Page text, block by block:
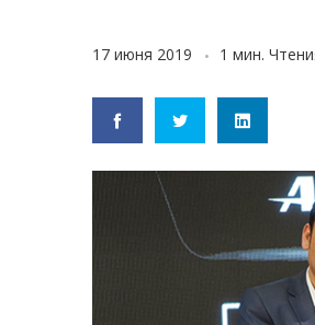
17 июня 2019 1 мин.